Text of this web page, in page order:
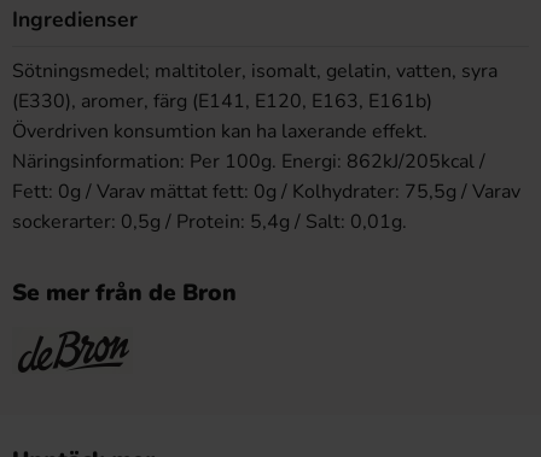
Ingredienser
Sötningsmedel; maltitoler, isomalt, gelatin, vatten, syra
(E330), aromer, färg (E141, E120, E163, E161b)
Överdriven konsumtion kan ha laxerande effekt.
Näringsinformation: Per 100g. Energi: 862kJ/205kcal /
Fett: 0g / Varav mättat fett: 0g / Kolhydrater: 75,5g / Varav
sockerarter: 0,5g / Protein: 5,4g / Salt: 0,01g.
Se mer från de Bron